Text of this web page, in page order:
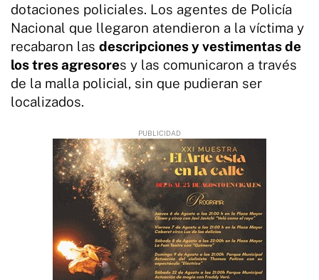
dotaciones policiales. Los agentes de Policía
Nacional que llegaron atendieron a la víctima y
recabaron las descripciones y vestimentas de
los tres agresores y las comunicaron a través
de la malla policial, sin que pudieran ser
localizados.